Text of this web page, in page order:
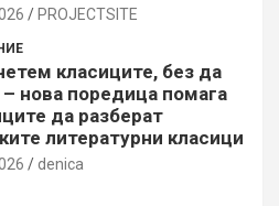
PROJECTSITЕ
класиците, без да
нова поредица помага
да разберат
литературни класици
denica